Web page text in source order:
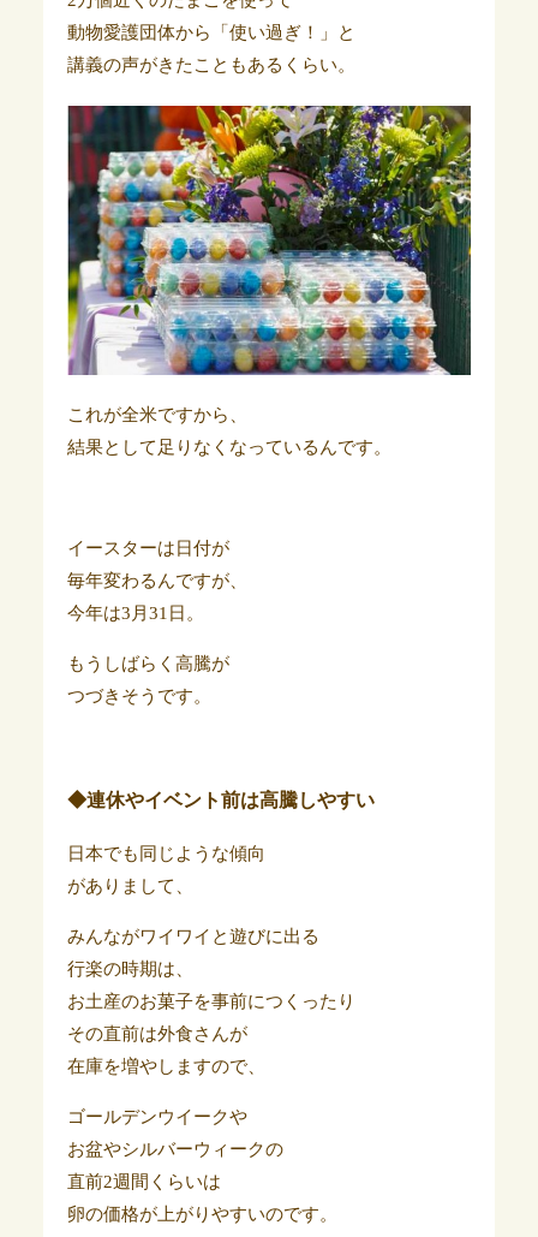
動物愛護団体から「使い過ぎ！」と
講義の声がきたこともあるくらい。
これが全米ですから、
結果として足りなくなっているんです。
イースターは日付が
毎年変わるんですが、
今年は3月31日。
もうしばらく高騰が
つづきそうです。
◆連休やイベント前は高騰しやすい
日本でも同じような傾向
がありまして、
みんながワイワイと遊びに出る
行楽の時期は、
お土産のお菓子を事前につくったり
その直前は外食さんが
在庫を増やしますので、
ゴールデンウイークや
お盆やシルバーウィークの
直前2週間くらいは
卵の価格が上がりやすいのです。